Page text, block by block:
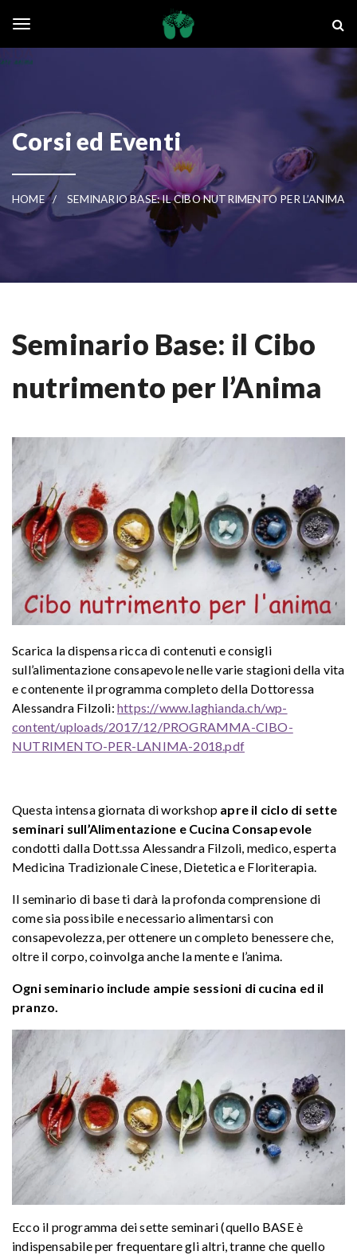
Corsi ed Eventi
HOME SEMINARIO BASE: IL CIBO NUTRIMENTO PER L’ANIMA
Seminario Base: il Cibo
nutrimento per l’Anima
Scarica la dispensa ricca di contenuti e consigli
sull’alimentazione consapevole nelle varie stagioni della vita
e contenente il programma completo della Dottoressa
Alessandra Filzoli: https://www.laghianda.ch/wp-
content/uploads/2017/12/PROGRAMMA-CIBO-
NUTRIMENTO-PER-LANIMA-2018.pdf
Questa intensa giornata di workshop apre il ciclo di sette
seminari sull’Alimentazione e Cucina Consapevole
condotti dalla Dott.ssa Alessandra Filzoli, medico, esperta
Medicina Tradizionale Cinese, Dietetica e Floriterapia.
Il seminario di base ti darà la profonda comprensione di
come sia possibile e necessario alimentarsi con
consapevolezza, per ottenere un completo benessere che,
oltre il corpo, coinvolga anche la mente e l’anima.
Ogni seminario include ampie sessioni di cucina ed il
pranzo.
Ecco il programma dei sette seminari (quello BASE è
indispensabile per frequentare gli altri, tranne che quello